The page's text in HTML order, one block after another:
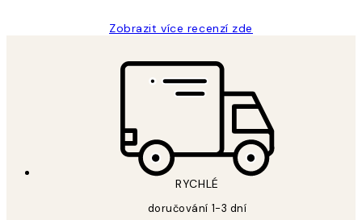
Zobrazit více recenzí zde
RYCHLÉ
doručování 1-3 dní